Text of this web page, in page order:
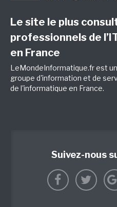
Le site le plus
professionnels de
en France
LeMondeInformatique.fr est
groupe d'information et de
de l'informatique en France.
Suivez-nous